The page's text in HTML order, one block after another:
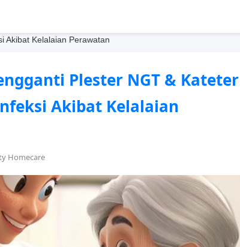
Akibat Kelalaian Perawatan
Plester NGT & Kateter
Akibat Kelalaian
Homecare